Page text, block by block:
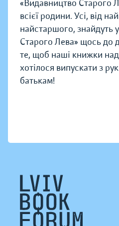
«Видавництво Старого
всієї родини. Усі, від
найстаршого, знайдуть
Старого Лева» щось до
те, щоб наші книжки
хотілося випускати з
батькам!